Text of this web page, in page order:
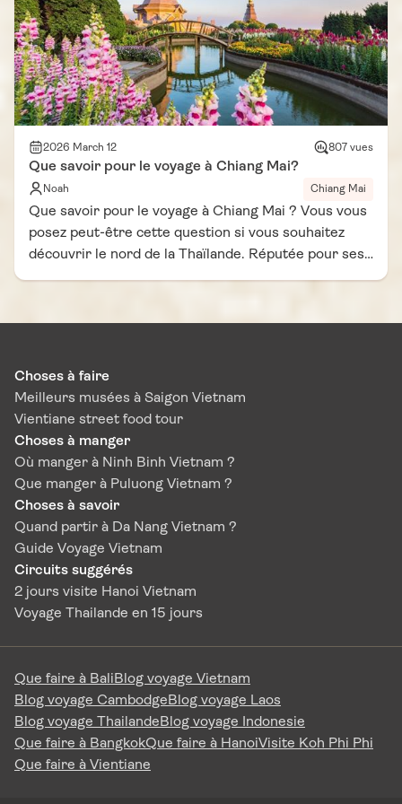
entre la cuisine de Bangkok ou du Sud. Donc, cette
ville occupe une place de choix, et sa gastronomie en
est la raison principale. Dans notre carnet de voyage
Thaïlande Vie D'Asie, nous vous présentons les
meilleures spécialités à Chiang Mai. Prêts à vous
régaler ?
2026 March 12 807 vues
Que savoir pour le voyage à Chiang Mai?
Noah Chiang Mai
Que savoir pour le voyage à Chiang Mai ? Vous vous
posez peut-être cette question si vous souhaitez
découvrir le nord de la Thaïlande. Réputée pour ses
connaître certaines informations pratiques avant de
partir. Activités à ne pas manquer, spécialités
culinaires, hébergements, moyens de transport ou
encore conseils culturels : plusieurs éléments
méritent d’être pris en compte. Grâce au carnet de
voyage Thaïlande Vie D’Asie, il devient plus facile
d’organiser un séjour agréable et de découvrir
Chiang Mai dans les meilleures conditions.
Choses à faire
Meilleurs musées à Saigon Vietnam
Vientiane street food tour
Choses à manger
Où manger à Ninh Binh Vietnam ?
Que manger à Puluong Vietnam ?
Choses à savoir
Quand partir à Da Nang Vietnam ?
Guide Voyage Vietnam
Circuits suggérés
2 jours visite Hanoi Vietnam
Voyage Thailande en 15 jours
Que faire à BaliBlog voyage Vietnam
Blog voyage CambodgeBlog voyage Laos
Blog voyage ThailandeBlog voyage Indonesie
Que faire à BangkokQue faire à HanoiVisite Koh Phi Phi
Que faire à Vientiane